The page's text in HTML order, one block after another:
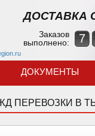
ДОСТАВКА
Заказов
выполнено:
7
ДОКУМЕНТЫ
ПЕРЕВОЗКИ В